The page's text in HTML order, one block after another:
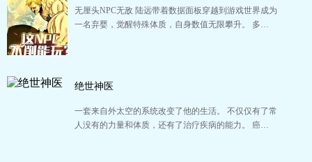
无厘头NPC无敌 陆远带着数据面板穿越到游戏世界成为
一名弃婴，觉醒特殊体质，自身数值无限攀升。 多…
绝世神医
一套来自外太空的系统改变了他的生活。 不仅仅有了常
人没有的力量和体质，还有了治疗疾病的能力。 癌…